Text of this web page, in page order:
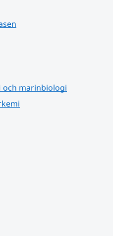
och marinbiologi